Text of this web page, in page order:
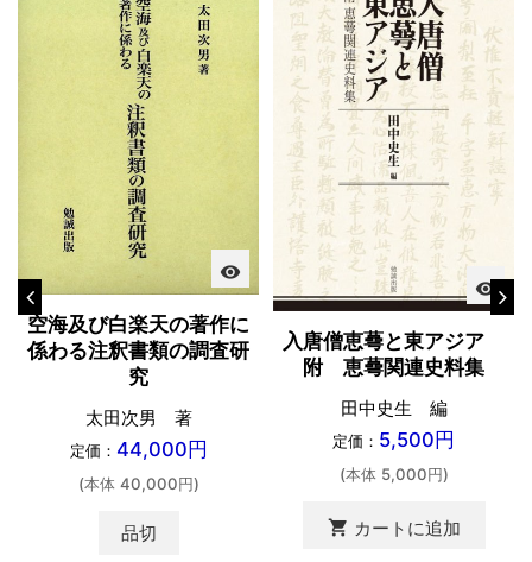
visibility
空海及び白楽天の著作に
係わる注釈書類の調査研
究
太田次男 著
定価： 44,000円
(本体 40,000円)
品切
visibility
入唐僧恵蕚と東アジア
附 恵蕚関連史料集
田中史生 編
定価： 5,500円
(本体 5,000円)
shopping_cart カートに追加